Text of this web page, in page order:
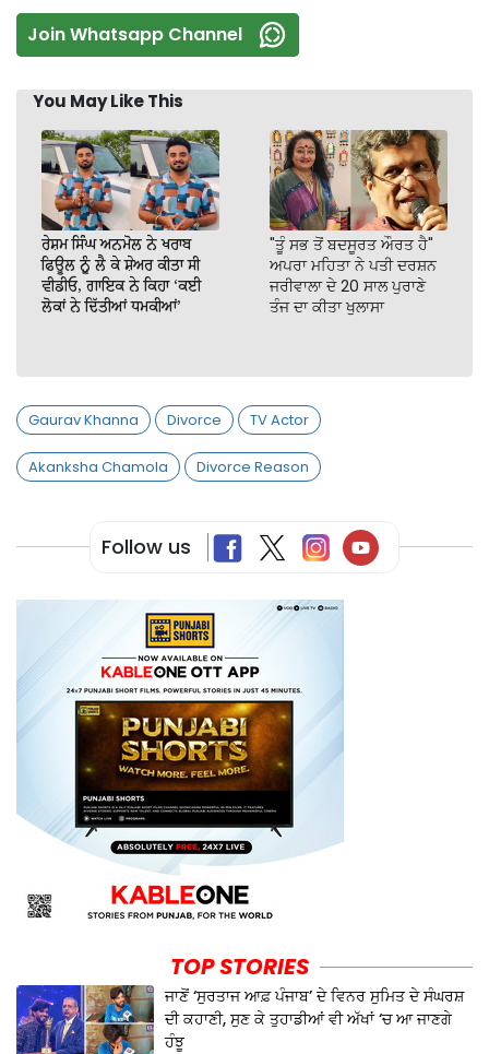
Join Whatsapp Channel
You May Like This
ਰੇਸ਼ਮ ਸਿੰਘ ਅਨਮੋਲ ਨੇ ਖਰਾਬ
ਫਿਊਲ ਨੂੰ ਲੈ ਕੇ ਸ਼ੇਅਰ ਕੀਤਾ ਸੀ
ਵੀਡੀਓ, ਗਾਇਕ ਨੇ ਕਿਹਾ ‘ਕਈ
ਲੋਕਾਂ ਨੇ ਦਿੱਤੀਆਂ ਧਮਕੀਆਂ’
"ਤੂੰ ਸਭ ਤੋਂ ਬਦਸੂਰਤ ਔਰਤ ਹੈ"
ਅਪਰਾ ਮਹਿਤਾ ਨੇ ਪਤੀ ਦਰਸ਼ਨ
ਜਰੀਵਾਲਾ ਦੇ 20 ਸਾਲ ਪੁਰਾਣੇ
ਤੰਜ ਦਾ ਕੀਤਾ ਖੁਲਾਸਾ
Gaurav Khanna Divorce TV Actor
Akanksha Chamola Divorce Reason
Follow us
TOP STORIES
ਜਾਣੋਂ ‘ਸੁਰਤਾਜ ਆਫ਼ ਪੰਜਾਬ’ ਦੇ ਵਿਨਰ ਸੁਮਿਤ ਦੇ ਸੰਘਰਸ਼
ਦੀ ਕਹਾਣੀ, ਸੁਣ ਕੇ ਤੁਹਾਡੀਆਂ ਵੀ ਅੱਖਾਂ ‘ਚ ਆ ਜਾਣਗੇ
ਹੰਝੂ